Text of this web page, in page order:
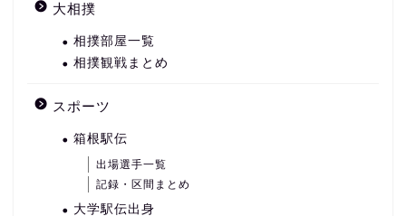
大相撲
相撲部屋一覧
相撲観戦まとめ
スポーツ
箱根駅伝
出場選手一覧
記録・区間まとめ
大学駅伝出身